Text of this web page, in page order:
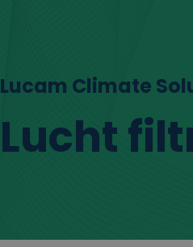
Lucam Climate
Lucht